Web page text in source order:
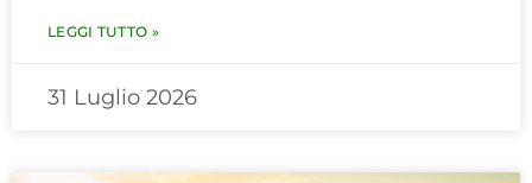
LEGGI TUTTO »
31 Luglio 2026